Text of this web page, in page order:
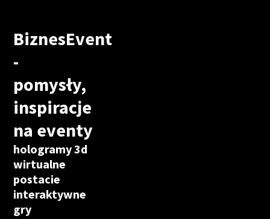
BiznesEvent
-
pomysły,
inspiracje
na eventy
hologramy 3d
wirtualne
postacie
interaktywne
gry